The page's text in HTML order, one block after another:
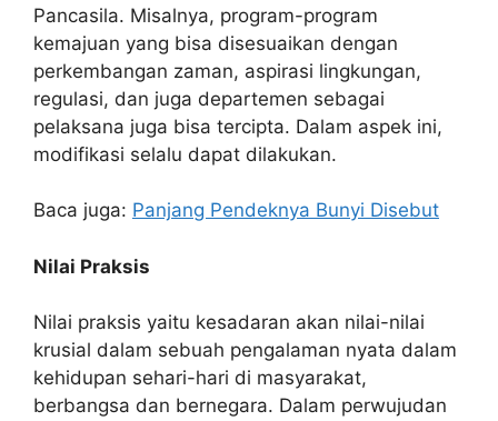
Pancasila. Misalnya, program-program
kemajuan yang bisa disesuaikan dengan
perkembangan zaman, aspirasi lingkungan,
regulasi, dan juga departemen sebagai
pelaksana juga bisa tercipta. Dalam aspek ini,
modifikasi selalu dapat dilakukan.
Baca juga: Panjang Pendeknya Bunyi Disebut
Nilai Praksis
Nilai praksis yaitu kesadaran akan nilai-nilai
krusial dalam sebuah pengalaman nyata dalam
kehidupan sehari-hari di masyarakat,
berbangsa dan bernegara. Dalam perwujudan